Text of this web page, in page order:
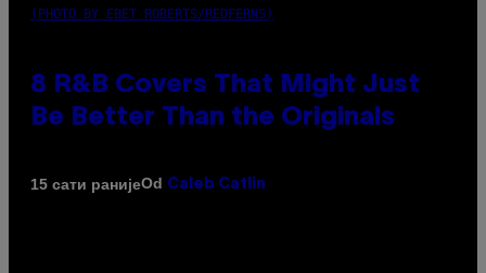
(PHOTO BY EBET ROBERTS/REDFERNS)
8 R&B Covers That Might Just
Be Better Than the Originals
15 сати ранијеOd Caleb Catlin